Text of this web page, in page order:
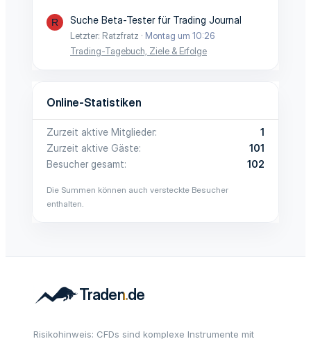
R Suche Beta-Tester für Trading Journal
Letzter: Ratzfratz
Montag um 10:26
Trading-Tagebuch, Ziele & Erfolge
Online-Statistiken
Zurzeit aktive Mitglieder
1
Zurzeit aktive Gäste
101
Besucher gesamt
102
Die Summen können auch versteckte Besucher
enthalten.
Risikohinweis: CFDs sind komplexe Instrumente mit